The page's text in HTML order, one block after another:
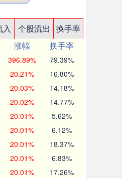
入 个股流出
换手率
涨幅
换手率
396.89% 79.39%
20.21% 16.80%
20.03% 14.18%
20.02% 14.77%
20.01% 5.62%
20.01% 6.12%
20.01% 18.37%
20.01% 6.83%
20.01% 17.26%